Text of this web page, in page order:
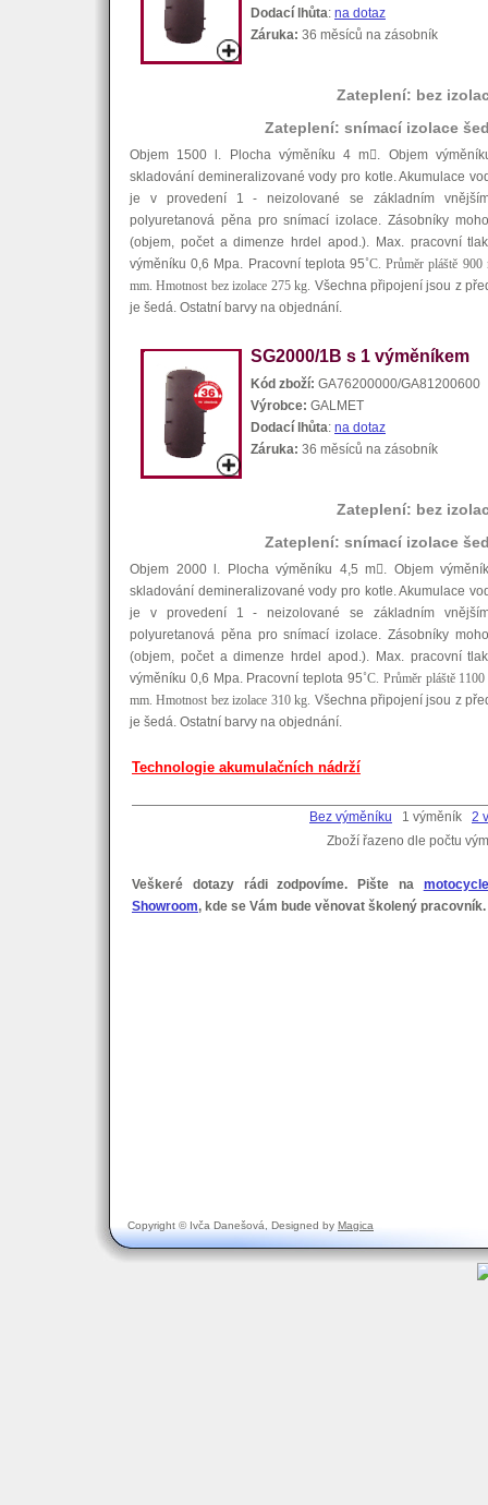
Dodací lhůta: na dotaz
Záruka: 36 měsíců na zásobník
Zateplení: bez
Zateplení: snímací izolace
Objem 1500 l. Plocha výměníku 4 m. Objem
skladování demineralizované vody pro kotle. Akumulace
je v provedení 1 - neizolované se základním
polyuretanová pěna pro snímací izolace. Zásobníky
(objem, počet a dimenze hrdel apod.). Max. pracovní
výměníku 0,6 Mpa. Pracovní teplota 95˚C. Průměr pláště
mm. Hmotnost bez izolace 275 kg. Všechna připojení jsou z
je šedá. Ostatní barvy na objednání.
SG2000/1B s 1 výměníkem
Kód zboží: GA76200000/GA81200600
Výrobce: GALMET
Dodací lhůta: na dotaz
Záruka: 36 měsíců na zásobník
Zateplení: bez
Zateplení: snímací izolace
Objem 2000 l. Plocha výměníku 4,5 m. Objem
skladování demineralizované vody pro kotle. Akumulace
je v provedení 1 - neizolované se základním
polyuretanová pěna pro snímací izolace. Zásobníky
(objem, počet a dimenze hrdel apod.). Max. pracovní
výměníku 0,6 Mpa. Pracovní teplota 95˚C. Průměr pláště
mm. Hmotnost bez izolace 310 kg. Všechna připojení jsou z
je šedá. Ostatní barvy na objednání.
Technologie akumulačních nádrží
Bez výměníku 1 výměník 2
Zboží řazeno dle počtu
Veškeré dotazy rádi zodpovíme. Pište na
Showroom, kde se Vám bude věnovat školený pracovník.
Copyright © Ivča Danešová, Designed by Magica